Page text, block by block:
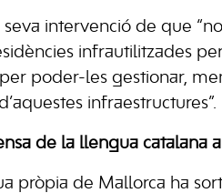
seva intervenció de que
infrautilitzades
poder-les gestionar,
infraestructures”.
de la llengua catalana
pròpia de Mallorca ha